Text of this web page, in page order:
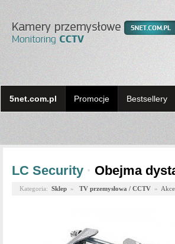
5net.com.pl Promocje Bestsellery
LC Security · Obejma
Kategoria: Sklep » TV przemysłowa / CCTV »